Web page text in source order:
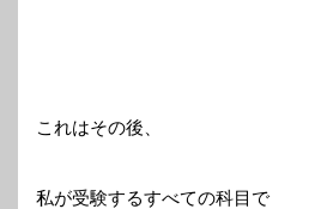
これはその後、
私が受験するすべての科目で